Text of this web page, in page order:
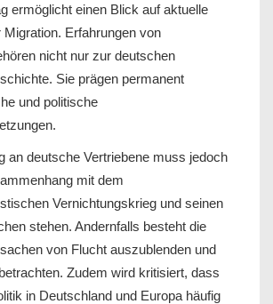
ermöglicht einen Blick auf aktuelle
Migration. Erfahrungen von
nicht nur zur deutschen
Sie prägen permanent
und politische
an deutsche Vertriebene muss jedoch
mit dem
Vernichtungskrieg und seinen
stehen. Andernfalls besteht die
von Flucht auszublenden und
Zudem wird kritisiert, dass
in Deutschland und Europa häufig